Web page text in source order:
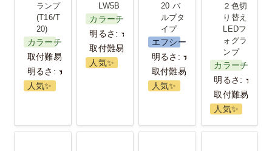
ランプ
(T16/T
20)
カラーチェンジ
取付難易度: ★★★
明るさ: ★★
人気✨️
LW5B
カラーチェンジ
明るさ: ★★★
取付難易度:★★
人気✨️
20 バ
ルブタ
イプ
エフシーエル
明るさ: ★★
取付難易度：★
人気✨️
フォグラン
２色切
り替え
LEDフ
ォグラ
ンプ
カラーチェン
明るさ: ★★★
取付難易度
人気✨️